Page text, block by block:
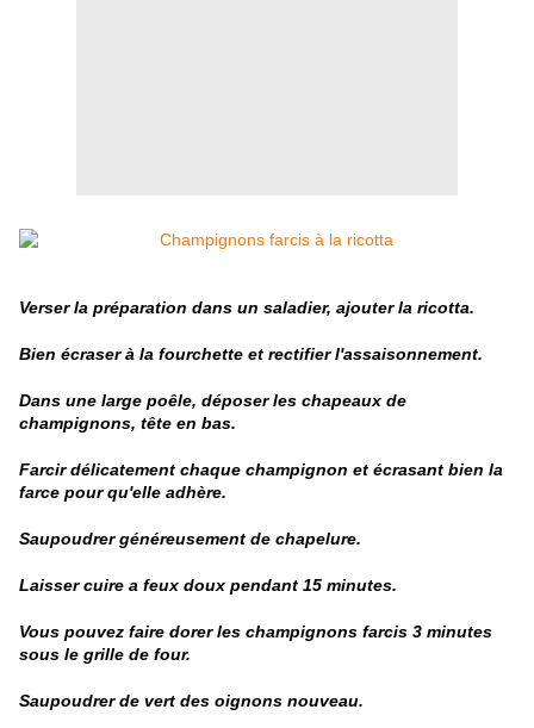
Verser la préparation dans un saladier, ajouter la ricotta.
Bien écraser à la fourchette et rectifierl'assaisonnement.
Dans une large poêle, déposer les chapeaux de
champignons, tête en bas.
Farcir délicatement chaque champignon et écrasant bien la
farce pour qu'elle adhère.
Saupoudrer généreusement de chapelure.
Laisser cuire a feux doux pendant 15 minutes.
Vous pouvez faire dorer les champignons farcis 3 minutes
sous le grille de four.
Saupoudrer de vert des oignons nouveau.